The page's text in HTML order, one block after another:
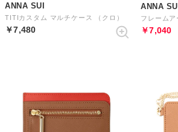
ANNA SUI
TITIカスタム マルチケース （クロ）
￥7,480
ANNA SUI
￥7,040